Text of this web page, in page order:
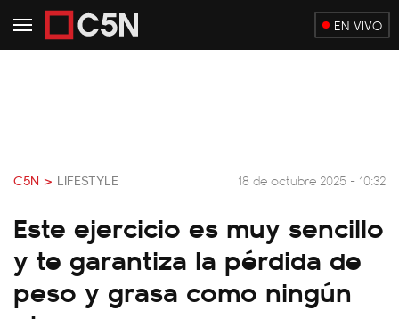
EN VIVO
C5N > LIFESTYLE 18 de octubre 2025 - 10:32
Este ejercicio es muy sencillo
y te garantiza la pérdida de
peso y grasa como ningún